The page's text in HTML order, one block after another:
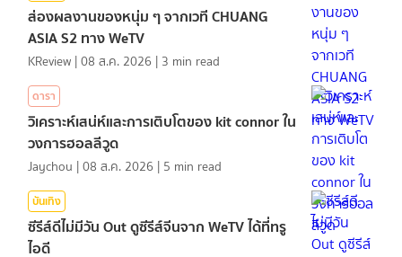
ส่องผลงานของหนุ่ม ๆ จากเวที CHUANG
ASIA S2 ทาง WeTV
KReview |08 ส.ค. 2026 | 3 min read
ดารา
วิเคราะห์เสน่ห์และการเติบโตของ kit connor ใน
วงการฮอลลีวูด
Jaychou |08 ส.ค. 2026 | 5 min read
บันเทิง
ซีรีส์ดีไม่มีวัน Out ดูซีรีส์จีนจาก WeTV ได้ที่ทรู
ไอดี